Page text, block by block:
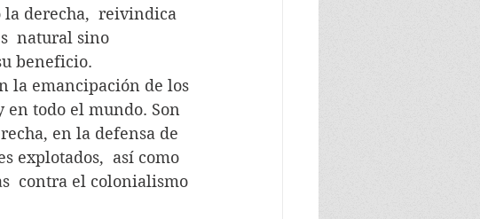
la derecha,  reivindica
natural sino
beneficio.
la emancipación de los
en todo el mundo. Son
en la defensa de
explotados,  así como
contra el colonialismo